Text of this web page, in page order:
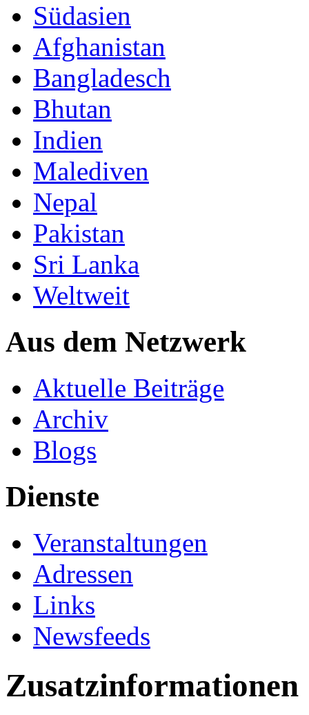
Südasien
Afghanistan
Bangladesch
Bhutan
Indien
Malediven
Nepal
Pakistan
Sri Lanka
Weltweit
Aus dem Netzwerk
Aktuelle Beiträge
Archiv
Blogs
Dienste
Veranstaltungen
Adressen
Links
Newsfeeds
Zusatzinformationen